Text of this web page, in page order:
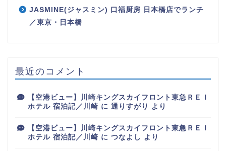
JASMINE(ジャスミン) 口福厨房 日本橋店でランチ
／東京・日本橋
最近のコメント
【空港ビュー】川崎キングスカイフロント東急ＲＥＩ
ホテル 宿泊記／川崎 に 通りすがり より
【空港ビュー】川崎キングスカイフロント東急ＲＥＩ
ホテル 宿泊記／川崎 に つなよし より